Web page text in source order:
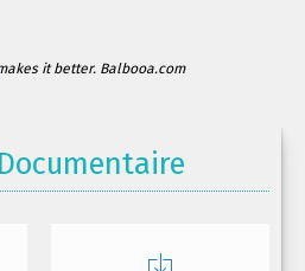
it better. Balbooa.com